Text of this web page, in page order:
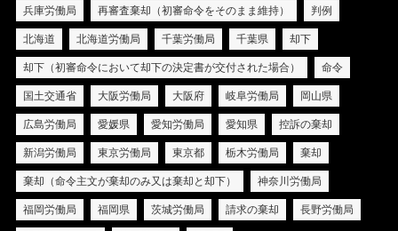
兵庫労働局 再審査棄却（初審命令をそのまま維持） 判例
北海道 北海道労働局 千葉労働局 千葉県 却下
却下（初審命令において却下の決定書が交付された場合） 命令
国土交通省 大阪労働局 大阪府 岐阜労働局 岡山県
広島労働局 愛媛県 愛知労働局 愛知県 控訴の棄却
新潟労働局 東京労働局 東京都 栃木労働局 棄却
棄却（命令主文が棄却のみ又は棄却と却下） 神奈川労働局
福岡労働局 福岡県 茨城労働局 請求の棄却 長野労働局